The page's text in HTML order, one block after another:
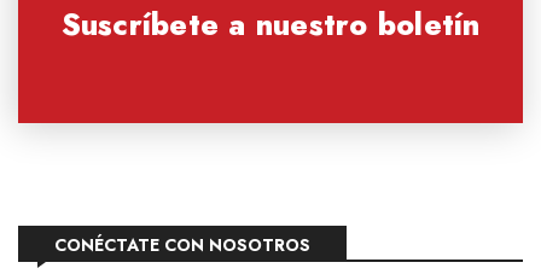
Suscríbete a nuestro boletín
CONÉCTATE CON NOSOTROS